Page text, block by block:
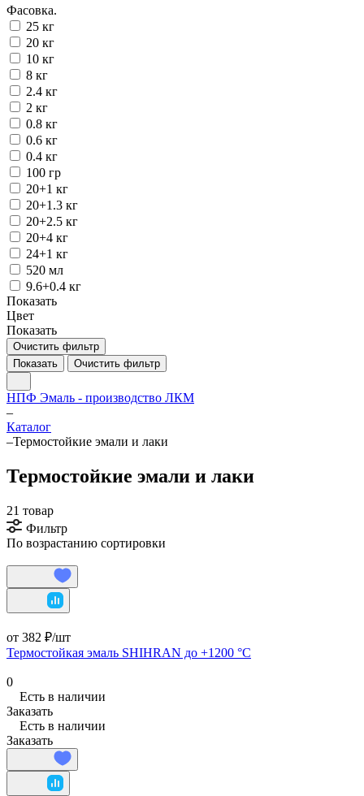
Фасовка.
25 кг
20 кг
10 кг
8 кг
2.4 кг
2 кг
0.8 кг
0.6 кг
0.4 кг
100 гр
20+1 кг
20+1.3 кг
20+2.5 кг
20+4 кг
24+1 кг
520 мл
9.6+0.4 кг
Показать
Цвет
Показать
Очистить фильтр
Показать
Очистить фильтр
НПФ Эмаль - производство ЛКМ
–
Каталог
–Термостойкие эмали и лаки
Термостойкие эмали и лаки
21 товар
Фильтр
По возрастанию сортировки
от 382 ₽/шт
Термостойкая эмаль SHIHRAN до +1200 °C
0
Есть в наличии
Заказать
Есть в наличии
Заказать